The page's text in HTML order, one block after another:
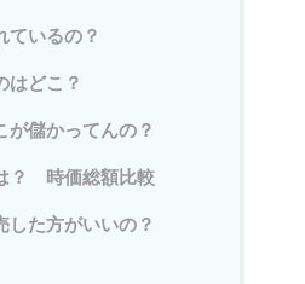
ているの？
はどこ？
が儲かってんの？
？ 時価総額比較
した方がいいの？